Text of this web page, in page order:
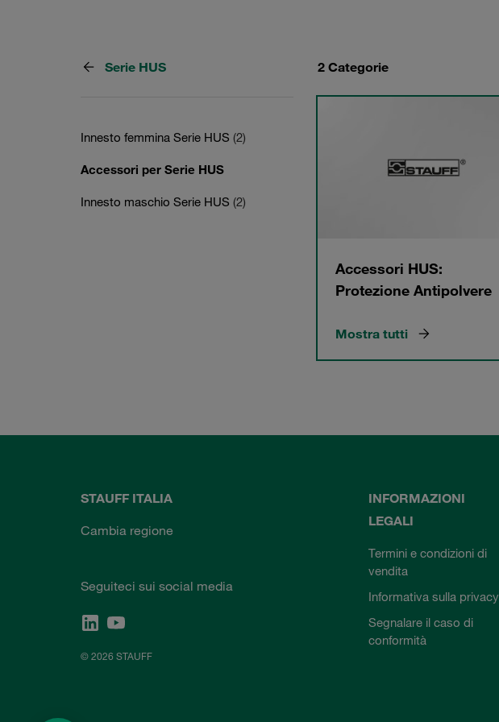
Serie HUS
Innesto femmina Serie HUS (2)
Accessori per Serie HUS
Innesto maschio Serie HUS (2)
2 Categorie
Accessori HUS:
Protezione Antipolvere
Mostra tutti
STAUFF ITALIA
Cambia regione
Seguiteci sui social media
© 2026 STAUFF
INFORMAZIONI
LEGALI
Termini e condizioni di
vendita
Informativa sulla privacy
Segnalare il caso di
conformità